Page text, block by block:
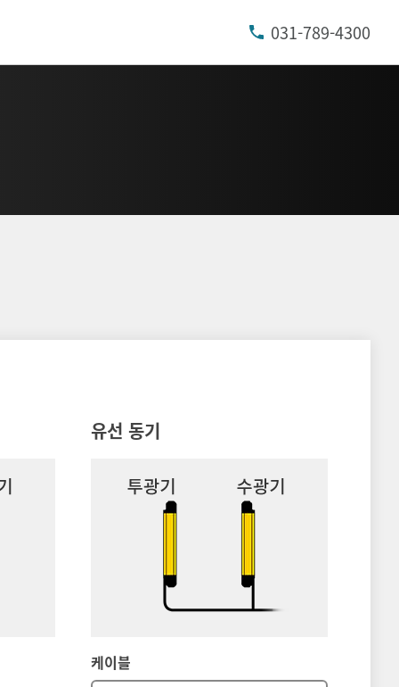
031-789-4300
유선 동기
케이블